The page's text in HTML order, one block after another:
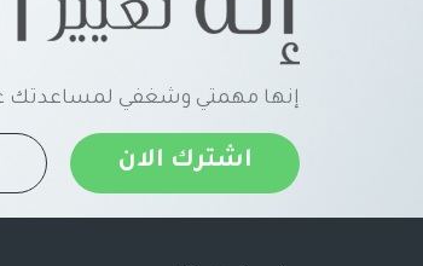
إنها مهمتي وشغفي لمساعدتك
اشترك الان